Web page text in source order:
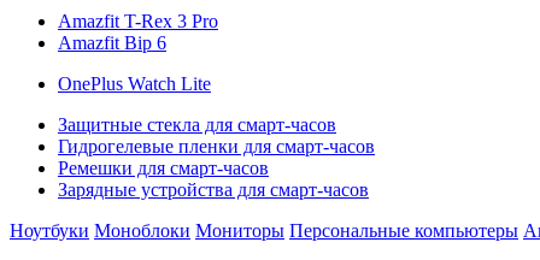
Amazfit T-Rex 3 Pro
Amazfit Bip 6
OnePlus Watch Lite
Защитные стекла для смарт-часов
Гидрогелевые пленки для смарт-часов
Ремешки для смарт-часов
Зарядные устройства для смарт-часов
Ноутбуки Моноблоки Мониторы Персональные компьютеры